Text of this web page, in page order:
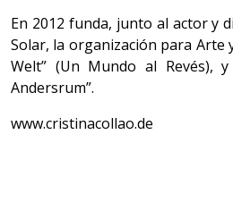
En 2012 funda, junto al actor y
Solar, la organización para Arte
Welt” (Un Mundo al Revés),
Andersrum”.
www.cristinacollao.de